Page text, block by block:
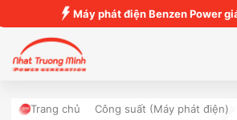
Máy phát điện Benzen Power
Trang chủ Công suất (Máy phát điện)